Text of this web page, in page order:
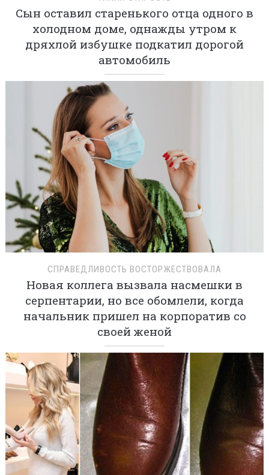
Сын оставил старенького отца одного в
холодном доме, однажды утром к
дряхлой избушке подкатил дорогой
автомобиль
СПРАВЕДЛИВОСТЬ ВОСТОРЖЕСТВОВАЛА
Новая коллега вызвала насмешки в
серпентарии, но все обомлели, когда
начальник пришел на корпоратив со
своей женой